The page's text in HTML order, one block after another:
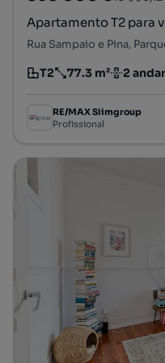
Apartamento T2 para
Tipologia
T2
Preço por metro
77.3 m²
Andar 2 andar
RE/MAX Siimgroup
Profissional